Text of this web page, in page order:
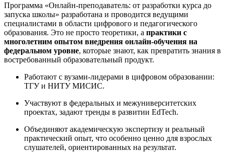
Программа «Онлайн-преподаватель: от разработки курса до
запуска школы» разработана и проводится ведущими
специалистами в области цифрового и педагогического
образования. Это не просто теоретики, а практики с
многолетним опытом внедрения онлайн-обучения на
федеральном уровне, которые знают, как превратить знания в
востребованный образовательный продукт.
Работают с вузами-лидерами в цифровом образовании:
ТГУ и НИТУ МИСИС.
Участвуют в федеральных и межуниверситетских
проектах, задают тренды в развитии EdTech.
Объединяют академическую экспертизу и реальный
практический опыт, что особенно ценно для взрослых
слушателей, ориентированных на результат.